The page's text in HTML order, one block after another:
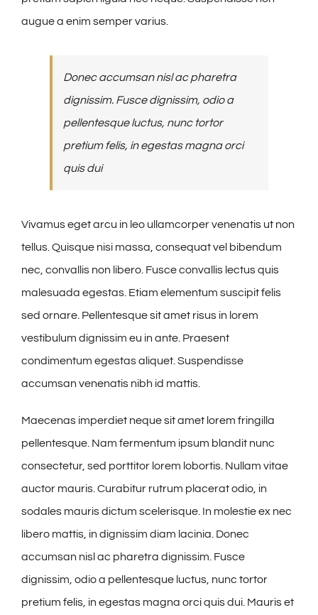
augue a enim semper varius.
Donec accumsan nisl ac pharetra
dignissim. Fusce dignissim, odio a
pellentesque luctus, nunc tortor
pretium felis, in egestas magna orci
quis dui
Vivamus eget arcu in leo ullamcorper venenatis ut non
tellus. Quisque nisi massa, consequat vel bibendum
nec, convallis non libero. Fusce convallis lectus quis
malesuada egestas. Etiam elementum suscipit felis
sed ornare. Pellentesque sit amet risus in lorem
vestibulum dignissim eu in ante. Praesent
condimentum egestas aliquet. Suspendisse
accumsan venenatis nibh id mattis.
Maecenas imperdiet neque sit amet lorem fringilla
pellentesque. Nam fermentum ipsum blandit nunc
consectetur, sed porttitor lorem lobortis. Nullam vitae
auctor mauris. Curabitur rutrum placerat odio, in
sodales mauris dictum scelerisque. In molestie ex nec
libero mattis, in dignissim diam lacinia. Donec
accumsan nisl ac pharetra dignissim. Fusce
dignissim, odio a pellentesque luctus, nunc tortor
pretium felis, in egestas magna orci quis dui. Mauris et